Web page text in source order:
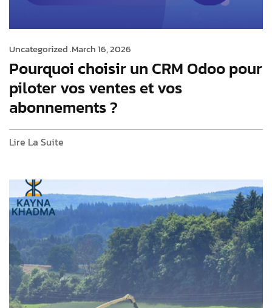
Uncategorized .March 16, 2026
Pourquoi choisir un CRM Odoo pour
piloter vos ventes et vos
abonnements ?
Lire La Suite